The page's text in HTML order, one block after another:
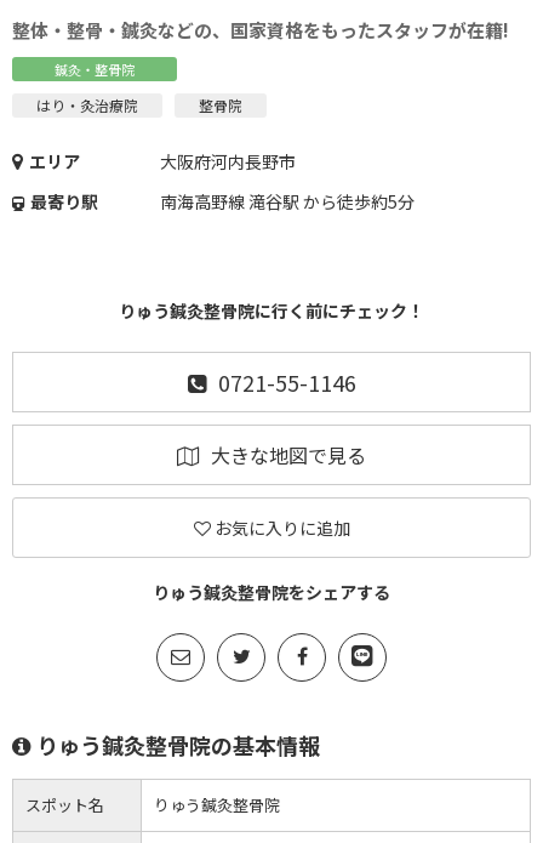
整体・整骨・鍼灸などの、国家資格をもったスタッフが在籍!
鍼灸・整骨院
はり・灸治療院 整骨院
エリア
大阪府河内長野市
最寄り駅
南海高野線 滝谷駅 から徒歩約5分
りゅう鍼灸整骨院に行く前にチェック！
0721-55-1146
大きな地図で見る
お気に入りに追加
りゅう鍼灸整骨院をシェアする
りゅう鍼灸整骨院の基本情報
スポット名 りゅう鍼灸整骨院